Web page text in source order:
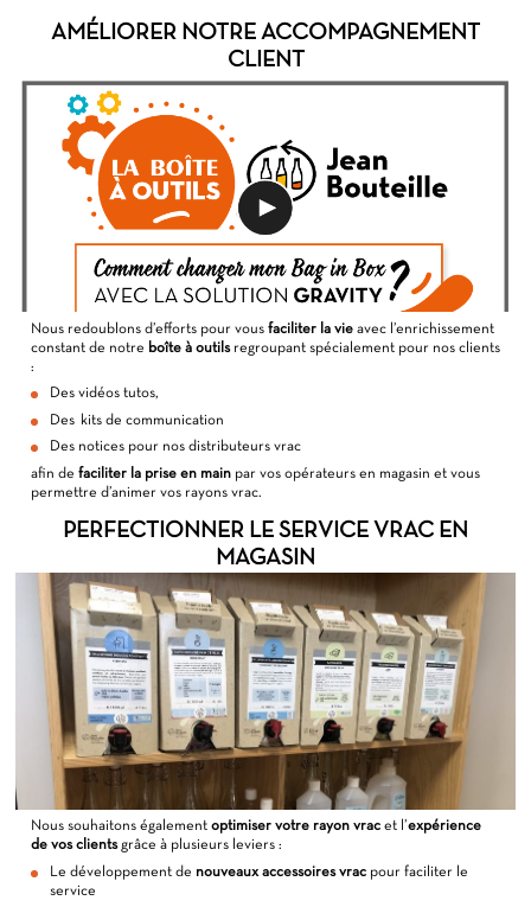
AMÉLIORER NOTRE ACCOMPAGNEMENT
CLIENT
Nous redoublons d’efforts pour vous faciliter la vie avec l’enrichissement
constant de notre boîte à outilsregroupant spécialement pour nos clients
:
Des vidéos tutos,
Des kits de communication
Des notices pour nos distributeurs vrac
afin de faciliter la prise en main par vos opérateurs en magasin et vous
permettre d’animer vos rayons vrac.
PERFECTIONNER LE SERVICE VRAC EN
MAGASIN
Nous souhaitons également optimiser votre rayon vrac et l’expérience
de vos clientsgrâce à plusieurs leviers :
Le développement de nouveaux accessoires vrac pour faciliter le
service